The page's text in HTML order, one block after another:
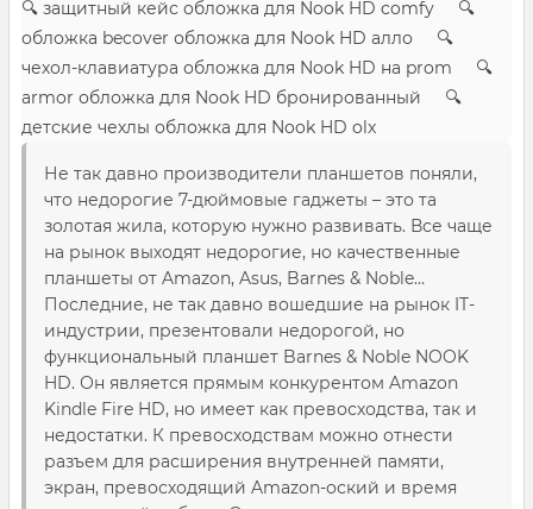
🔍 защитный кейс обложка для Nook HD comfy 🔍
обложка becover обложка для Nook HD алло 🔍
чехол-клавиатура обложка для Nook HD на prom 🔍
armor обложка для Nook HD бронированный 🔍
детские чехлы обложка для Nook HD olx
Не так давно производители планшетов поняли,
что недорогие 7-дюймовые гаджеты – это та
золотая жила, которую нужно развивать. Все чаще
на рынок выходят недорогие, но качественные
планшеты от Amazon, Asus, Barnes & Noble…
Последние, не так давно вошедшие на рынок IT-
индустрии, презентовали недорогой, но
функциональный планшет Barnes & Noble NOOK
HD. Он является прямым конкурентом Amazon
Kindle Fire HD, но имеет как превосходства, так и
недостатки. К превосходствам можно отнести
разъем для расширения внутренней памяти,
экран, превосходящий Amazon-оский и время